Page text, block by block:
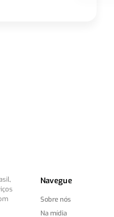
Navegue
Sobre nós
Na mídia